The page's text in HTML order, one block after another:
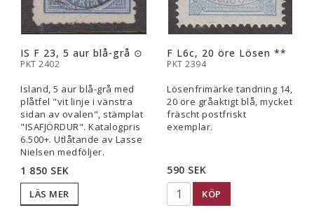
IS F 23, 5 aur blå-grå ⊙
PKT 2402
Island, 5 aur blå-grå med
plåtfel "vit linje i vänstra
sidan av ovalen", stämplat
"ISAFJÖRDUR". Katalogpris
6.500+. Utlåtande av Lasse
Nielsen medföljer.
1 850 SEK
LÄS MER
F L6c, 20 öre Lösen **
PKT 2394
Lösenfrimärke tandning 14,
20 öre gråaktigt blå, mycket
fräscht postfriskt
exemplar.
590 SEK
KÖP